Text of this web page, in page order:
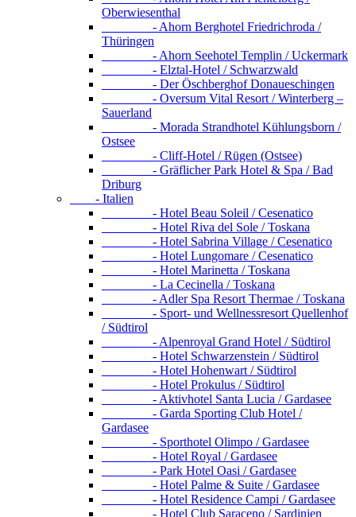
Oberwiesenthal
- Ahorn Berghotel Friedrichroda /
Thüringen
- Ahorn Seehotel Templin / Uckermark
- Elztal-Hotel / Schwarzwald
- Der Öschberghof Donaueschingen
- Oversum Vital Resort / Winterberg –
Sauerland
- Morada Strandhotel Kühlungsborn /
Ostsee
- Cliff-Hotel / Rügen (Ostsee)
- Gräflicher Park Hotel & Spa / Bad
Driburg
- Italien
- Hotel Beau Soleil / Cesenatico
- Hotel Riva del Sole / Toskana
- Hotel Sabrina Village / Cesenatico
- Hotel Lungomare / Cesenatico
- Hotel Marinetta / Toskana
- La Cecinella / Toskana
- Adler Spa Resort Thermae / Toskana
- Sport- und Wellnessresort Quellenhof
/ Südtirol
- Alpenroyal Grand Hotel / Südtirol
- Hotel Schwarzenstein / Südtirol
- Hotel Hohenwart / Südtirol
- Hotel Prokulus / Südtirol
- Aktivhotel Santa Lucia / Gardasee
- Garda Sporting Club Hotel /
Gardasee
- Sporthotel Olimpo / Gardasee
- Hotel Royal / Gardasee
- Park Hotel Oasi / Gardasee
- Hotel Palme & Suite / Gardasee
- Hotel Residence Campi / Gardasee
- Hotel Club Saraceno / Sardinien